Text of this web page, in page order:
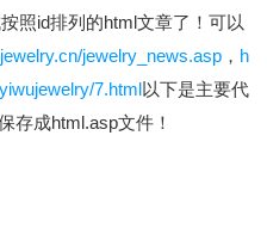
照id排列的html文章了！可以
jewelry_news.asp ， h
7.html以下是主要代
存成html.asp文件！